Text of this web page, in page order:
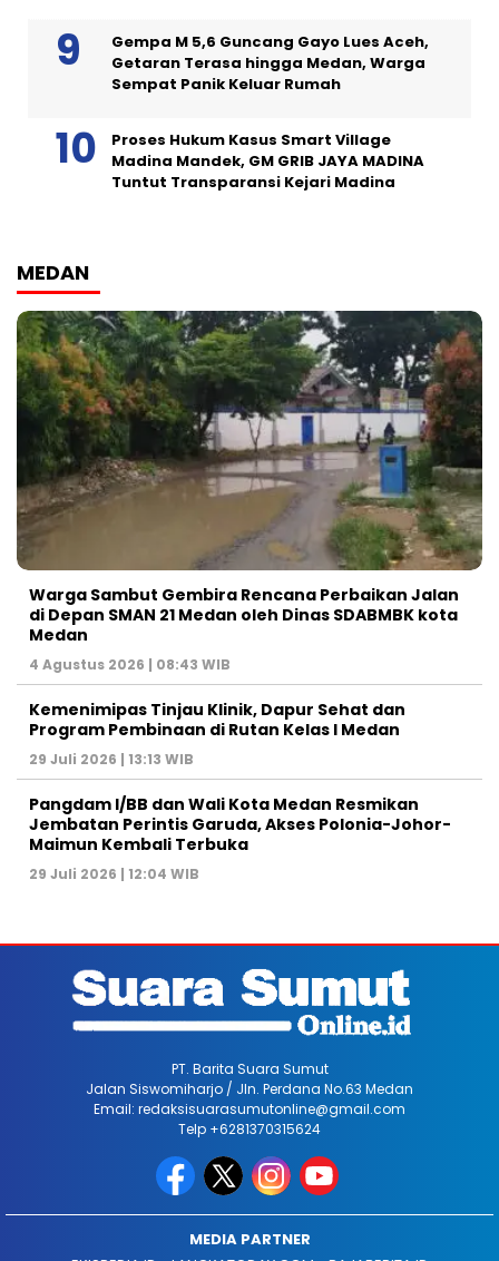
Gempa M 5,6 Guncang Gayo Lues Aceh,
Getaran Terasa hingga Medan, Warga
Sempat Panik Keluar Rumah
Proses Hukum Kasus Smart Village
Madina Mandek, GM GRIB JAYA MADINA
Tuntut Transparansi Kejari Madina
MEDAN
Warga Sambut Gembira Rencana Perbaikan Jalan
di Depan SMAN 21 Medan oleh Dinas SDABMBK kota
Medan
4 Agustus 2026 | 08:43 WIB
Kemenimipas Tinjau Klinik, Dapur Sehat dan
Program Pembinaan di Rutan Kelas I Medan
29 Juli 2026 | 13:13 WIB
Pangdam I/BB dan Wali Kota Medan Resmikan
Jembatan Perintis Garuda, Akses Polonia-Johor-
Maimun Kembali Terbuka
29 Juli 2026 | 12:04 WIB
PT. Barita Suara Sumut
Jalan Siswomiharjo / Jln. Perdana No.63 Medan
Email: redaksisuarasumutonline@gmail.com
Telp +6281370315624
MEDIA PARTNER